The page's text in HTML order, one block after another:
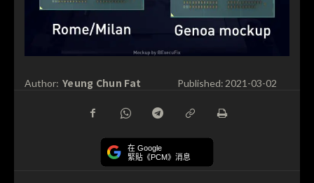
Author: Yeung Chun Fat Published: 2021-03-02
在 Google
緊貼《PCM》消息